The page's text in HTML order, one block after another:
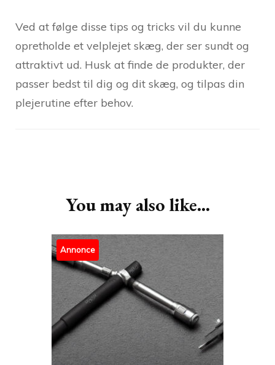
Ved at følge disse tips og tricks vil du kunne
opretholde et velplejet skæg, der ser sundt og
attraktivt ud. Husk at finde de produkter, der
passer bedst til dig og dit skæg, og tilpas din
plejerutine efter behov.
You may also like...
Annonce